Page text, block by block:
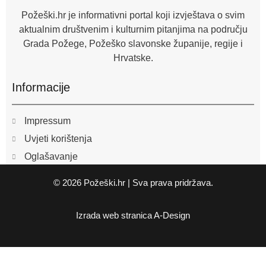
f
Požeški.hr je informativni portal koji izvještava o svim
aktualnim društvenim i kulturnim pitanjima na području
Grada Požege, Požeško slavonske županije, regije i
Hrvatske.
Informacije
Impressum
Uvjeti korištenja
Oglašavanje
© 2026 Požeški.hr | Sva prava pridržava.
Izrada web stranicaA-Design